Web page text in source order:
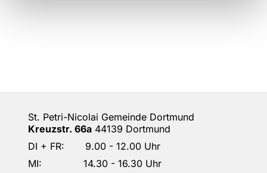
St. Petri-Nicolai Gemeinde Dortmund
Kreuzstr. 66a 44139 Dortmund
DI + FR: 9.00 - 12.00 Uhr
MI: 14.30 - 16.30 Uhr